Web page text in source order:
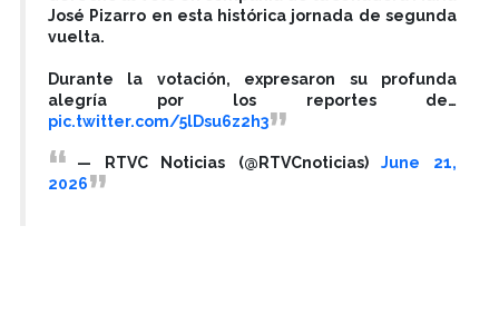
José Pizarro en esta histórica jornada de segunda
vuelta.
Durante la votación, expresaron su profunda
alegría por los reportes de…
pic.twitter.com/5lDsu6z2h3
— RTVC Noticias (@RTVCnoticias)June 21,
2026